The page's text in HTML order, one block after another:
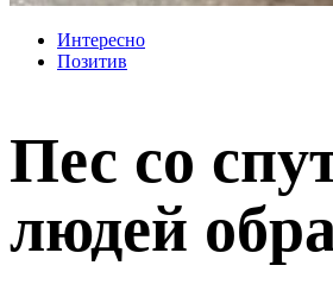
Интересно
Позитив
Пес со
людей